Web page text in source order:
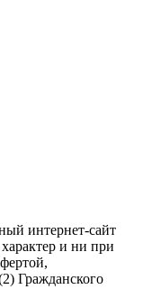
интернет-сайт
и ни при
Гражданского